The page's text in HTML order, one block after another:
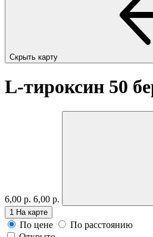
Скрыть карту
L-тироксин 50
6,00 р. 6,00 р.
1 На карте
По цене
По расстоянию